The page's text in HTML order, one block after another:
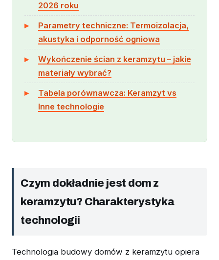
2026 roku
Parametry techniczne: Termoizolacja,
akustyka i odporność ogniowa
Wykończenie ścian z keramzytu – jakie
materiały wybrać?
Tabela porównawcza: Keramzyt vs
Inne technologie
Czym dokładnie jest dom z
keramzytu? Charakterystyka
technologii
Technologia budowy domów z keramzytu opiera